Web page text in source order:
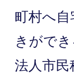
町村へ
きができ
法人市